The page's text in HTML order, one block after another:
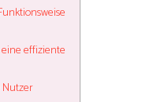
effiziente